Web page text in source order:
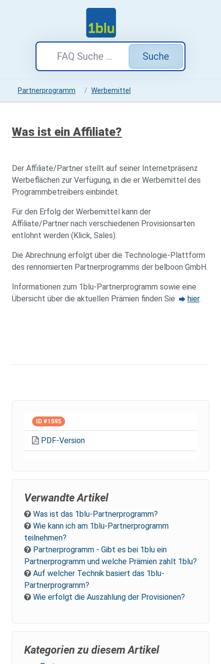
Suche
Partnerprogramm Werbemittel
Was ist ein Affiliate?
Der Affiliate/Partner stellt auf seiner Internetpräsenz
Werbeflächen zur Verfügung, in die er Werbemittel des
Programmbetreibers einbindet.
Für den Erfolg der Werbemittel kann der
Affiliate/Partner nach verschiedenen Provisionsarten
entlohnt werden (Klick, Sales).
Die Abrechnung erfolgt über die Technologie-Plattform
des rennomierten Partnerprogramms der belboon GmbH.
Informationen zum 1blu-Partnerprogramm sowie eine
Übersicht über die aktuellen Prämien finden Sie
hier.
ID #1595
PDF-Version
Verwandte Artikel
Was ist das 1blu-Partnerprogramm?
Wie kann ich am 1blu-Partnerprogramm
teilnehmen?
Partnerprogramm - Gibt es bei 1blu ein
Partnerprogramm und welche Prämien zahlt 1blu?
Auf welcher Technik basiert das 1blu-
Partnerprogramm?
Wie erfolgt die Auszahlung der Provisionen?
Kategorien zu diesem Artikel